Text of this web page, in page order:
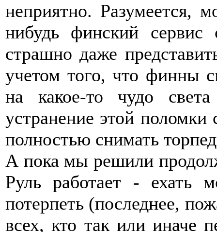
неприятно. Разумеется,
нибудь финский
страшно даже
учетом того, что финны
на какое-то чудо
устранение этой
полностью снимать
А пока мы решили
Руль работает - ехать
потерпеть (последнее,
всех, кто так или иначе